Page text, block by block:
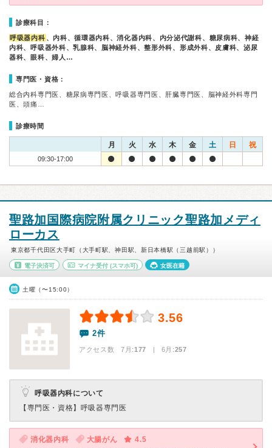
診療科目：
呼吸器内科 、内科、循環器内科、消化器内科、内分泌代謝科、糖尿病科、神経
内科、呼吸器外科、乳腺科、脳神経外科、整形外科、形成外科、皮膚科、泌尿
器科、眼科、婦人…
専門医・資格：
総合内科専門医、糖尿病専門医、呼吸器専門医、肝臓専門医、脳神経外科専門
医、頭痛…
診療時間
月 火 水 木 金 土 日 祝
09:30-17:00
聖路加国際病院附属クリニック聖路加メディ
ローカス
東京都千代田区大手町（大手町駅、神田駅、新日本橋駅（三越前駅））
電子決済可 マイナ受付(スマホ可) 女医在籍
土曜（〜15:00）
3.56
2件
アクセス数 7月:177 | 6月:257
呼吸器内科について
【専門医・資格】 呼吸器専門医
消化器内科 大腸がん
4.5